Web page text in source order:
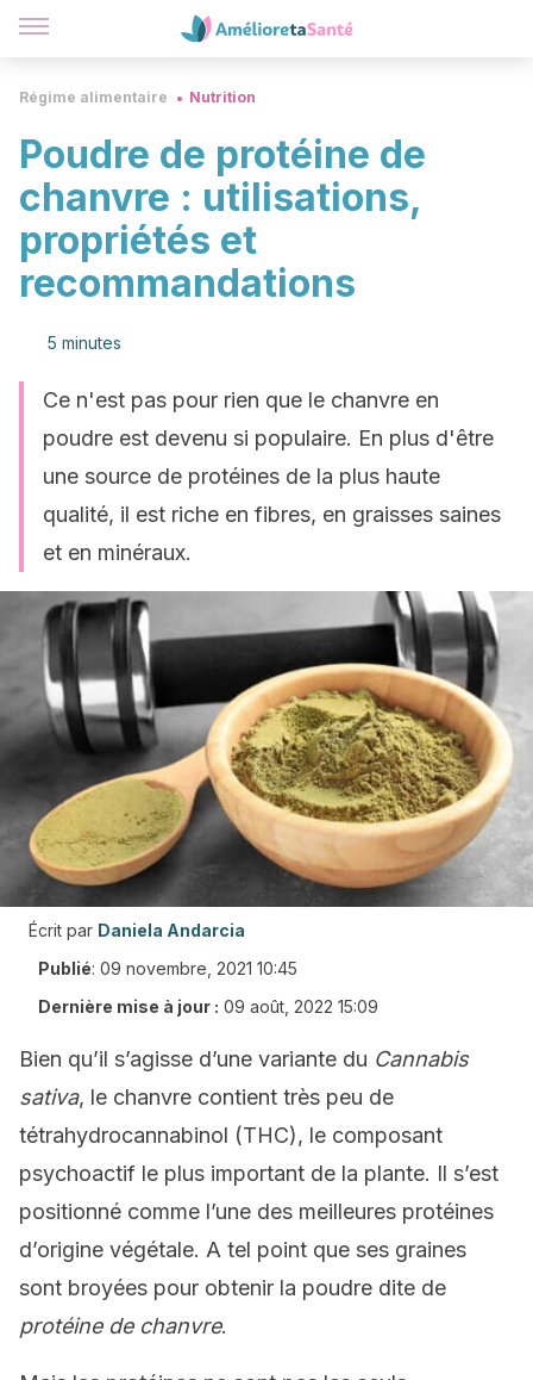
Régime alimentaire Nutrition
Poudre de protéine de
chanvre : utilisations,
propriétés et
recommandations
5 minutes
Ce n'est pas pour rien que le chanvre en
poudre est devenu si populaire. En plus d'être
une source de protéines de la plus haute
qualité, il est riche en fibres, en graisses saines
et en minéraux.
Écrit par Daniela Andarcia
Publié: 09 novembre, 2021 10:45
Dernière mise à jour : 09 août, 2022 15:09
Bien qu’il s’agisse d’une variante du Cannabis
sativa, le chanvre contient très peu de
tétrahydrocannabinol (THC), le composant
psychoactif le plus important de la plante. Il s’est
positionné comme l’une des meilleures protéines
d’origine végétale. A tel point que ses graines
sont broyées pour obtenir la poudre dite de
protéine de chanvre.